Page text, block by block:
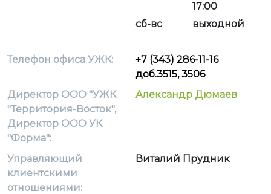
17:00
сб-вс
выходной
Телефон офиса УЖК:
+7 (343) 286-11-16
доб.3515, 3506
Директор ООО "УЖК
"Территория-Восток",
Директор ООО УК
"Форма":
Александр Дюмаев
Управляющий
клиентскими
отношениями:
Виталий Прудник